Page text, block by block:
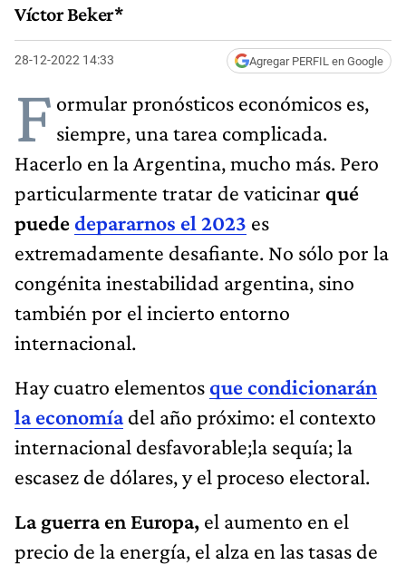
Víctor Beker*
28-12-2022 14:33 Agregar PERFIL en Google
F ormular pronósticos económicos es,
siempre, una tarea complicada.
Hacerlo en la Argentina, mucho más. Pero
particularmente tratar de vaticinar qué
puededepararnos el 2023 es
extremadamente desafiante. No sólo por la
congénita inestabilidad argentina, sino
también por el incierto entorno
internacional.
Hay cuatro elementos que condicionarán
la economíadel año próximo: el contexto
internacional desfavorable;la sequía; la
escasez de dólares, y el proceso electoral.
La guerra en Europa, el aumento en el
precio de la energía, el alza en las tasas de